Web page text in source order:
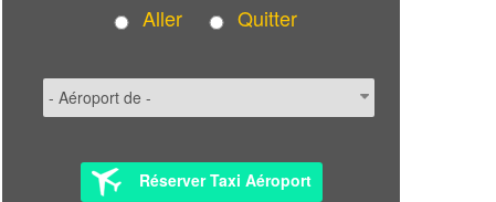
Aller Quitter
Réserver Taxi Aéroport